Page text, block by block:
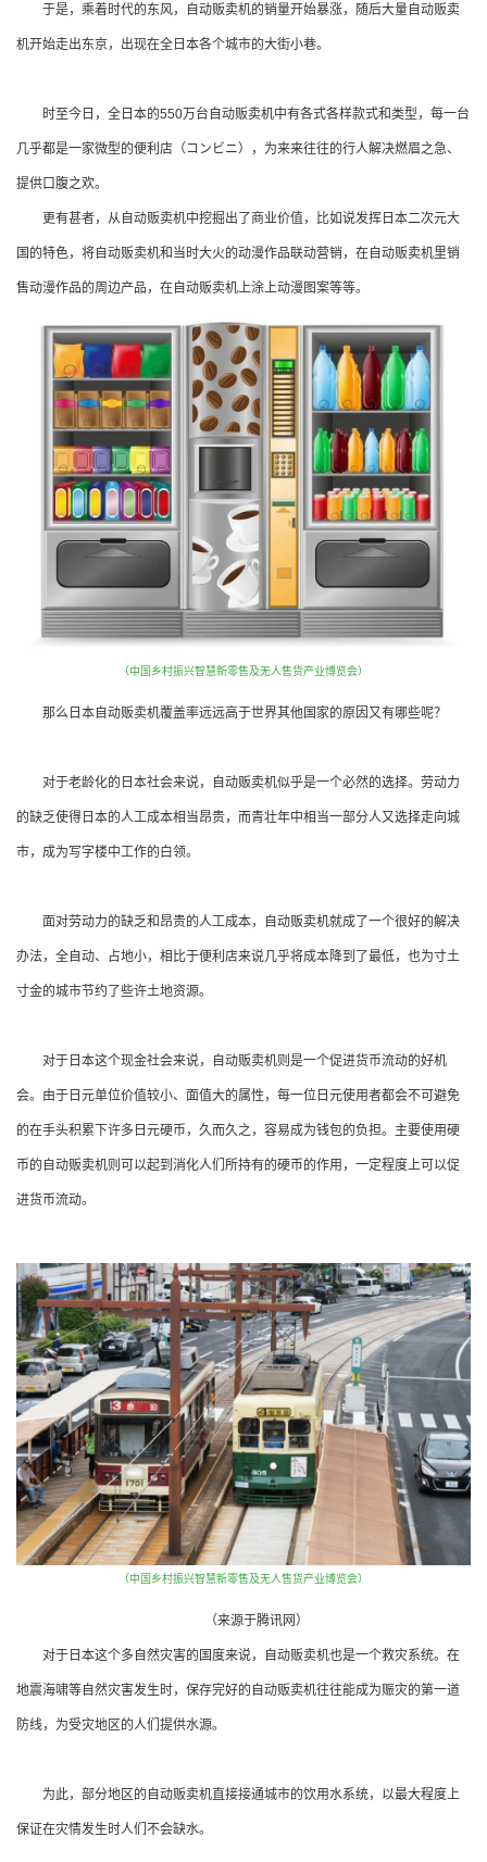
于是，乘着时代的东风，自动贩卖机的销量开始暴涨，随后大量自动贩卖
机开始走出东京，出现在全日本各个城市的大街小巷。
时至今日，全日本的550万台自动贩卖机中有各式各样款式和类型，每一台
几乎都是一家微型的便利店（コンビニ），为来来往往的行人解决燃眉之急、
提供口腹之欢。
更有甚者，从自动贩卖机中挖掘出了商业价值，比如说发挥日本二次元大
国的特色，将自动贩卖机和当时大火的动漫作品联动营销，在自动贩卖机里销
售动漫作品的周边产品，在自动贩卖机上涂上动漫图案等等。
（中国乡村振兴智慧新零售及无人售货产业博览会）
那么日本自动贩卖机覆盖率远远高于世界其他国家的原因又有哪些呢？
对于老龄化的日本社会来说，自动贩卖机似乎是一个必然的选择。劳动力
的缺乏使得日本的人工成本相当昂贵，而青壮年中相当一部分人又选择走向城
市，成为写字楼中工作的白领。
面对劳动力的缺乏和昂贵的人工成本，自动贩卖机就成了一个很好的解决
办法，全自动、占地小，相比于便利店来说几乎将成本降到了最低，也为寸土
寸金的城市节约了些许土地资源。
对于日本这个现金社会来说，自动贩卖机则是一个促进货币流动的好机
会。由于日元单位价值较小、面值大的属性，每一位日元使用者都会不可避免
的在手头积累下许多日元硬币，久而久之，容易成为钱包的负担。主要使用硬
币的自动贩卖机则可以起到消化人们所持有的硬币的作用，一定程度上可以促
进货币流动。
（中国乡村振兴智慧新零售及无人售货产业博览会）
（来源于腾讯网）
对于日本这个多自然灾害的国度来说，自动贩卖机也是一个救灾系统。在
地震海啸等自然灾害发生时，保存完好的自动贩卖机往往能成为赈灾的第一道
防线，为受灾地区的人们提供水源。
为此，部分地区的自动贩卖机直接接通城市的饮用水系统，以最大程度上
保证在灾情发生时人们不会缺水。